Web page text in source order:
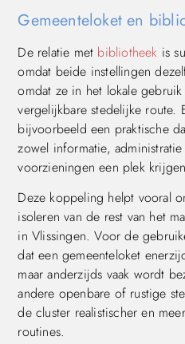
Gemeenteloket en
De relatie met bibliotheek is
omdat beide instellingen
omdat ze in het lokale
vergelijkbare stedelijke route.
bijvoorbeeld een praktische
zowel informatie,
voorzieningen een plek
Deze koppeling helpt vooral
isoleren van de rest van het
in Vlissingen. Voor de
dat een gemeenteloket
maar anderzijds vaak wordt
andere openbare of rustige
de cluster realistischer en
routines.